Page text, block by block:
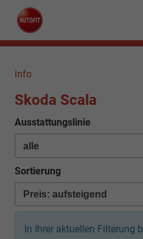
info
Skoda Scala
Ausstattungslinie
Sortierung
In Ihrer aktuellen Filterung